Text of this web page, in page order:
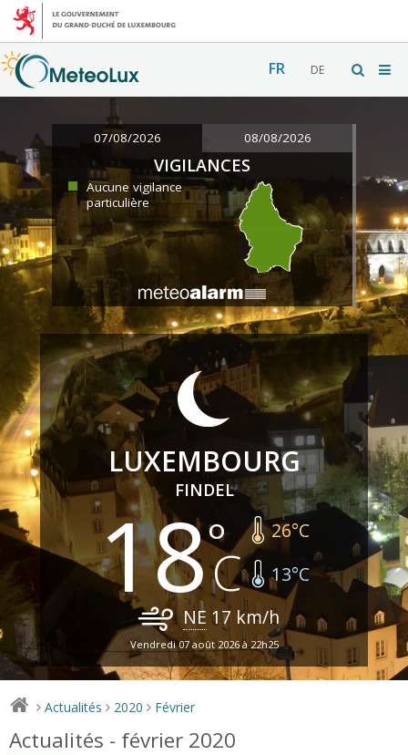
FR DE
07/08/2026 08/08/2026
VIGILANCES
Aucune vigilance
particulière
LUXEMBOURG
FINDEL
18 26°C
13°C
NE 17 km/h
Vendredi 07 août 2026 à 22h25
> Actualités > 2020 > Février
Actualités - février 2020